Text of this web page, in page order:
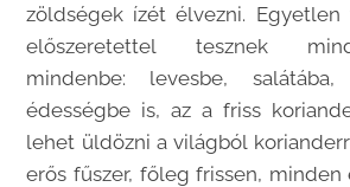
zöldségek ízét élvezni. Egyetlen
előszeretettel tesznek
mindenbe: levesbe,
édességbe is, az a friss
lehet üldözni a világból
erős fűszer, főleg frissen,